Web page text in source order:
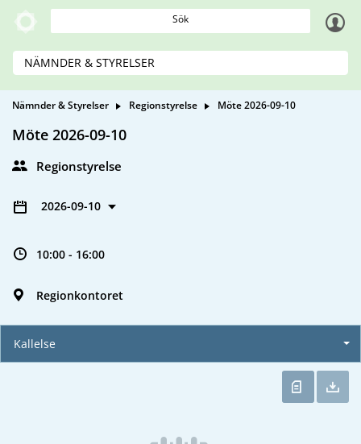
Sök
NÄMNDER & STYRELSER
Nämnder & Styrelser Regionstyrelse Möte 2026-09-10
Möte 2026-09-10
Regionstyrelse
2026-09-10
10:00 - 16:00
Regionkontoret
Kallelse